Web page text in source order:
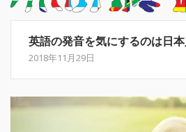
英語の発音を気にするのは日
2018年11月29日